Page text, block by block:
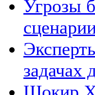
Угрозы
задачах